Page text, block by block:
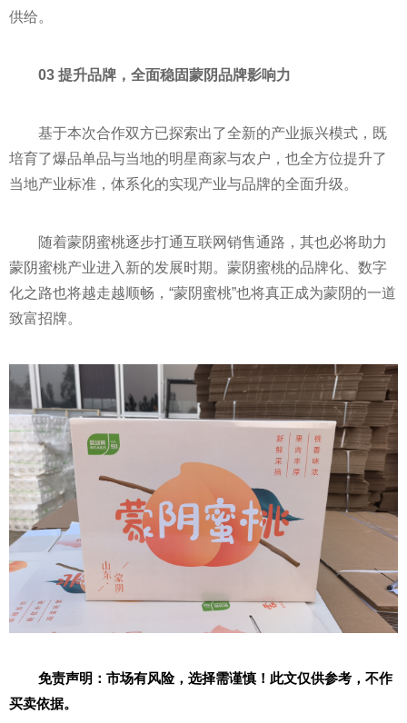
供给。
03 提升品牌，全面稳固蒙阴品牌影响力
基于本次合作双方已探索出了全新的产业振兴模式，既
培育了爆品单品与当地的明星商家与农户，也全方位提升了
当地产业标准，体系化的实现产业与品牌的全面升级。
随着蒙阴蜜桃逐步打通互联网销售通路，其也必将助力
蒙阴蜜桃产业进入新的发展时期。蒙阴蜜桃的品牌化、数字
化之路也将越走越顺畅，“蒙阴蜜桃”也将真正成为蒙阴的一道
致富招牌。
免责声明：市场有风险，选择需谨慎！此文仅供参考，不作
买卖依据。